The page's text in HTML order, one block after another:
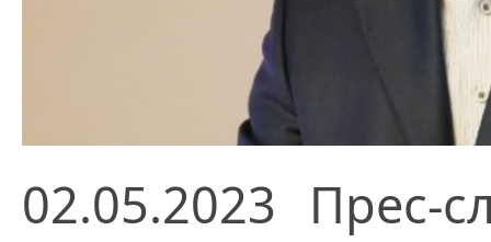
02.05.2023 Прес-